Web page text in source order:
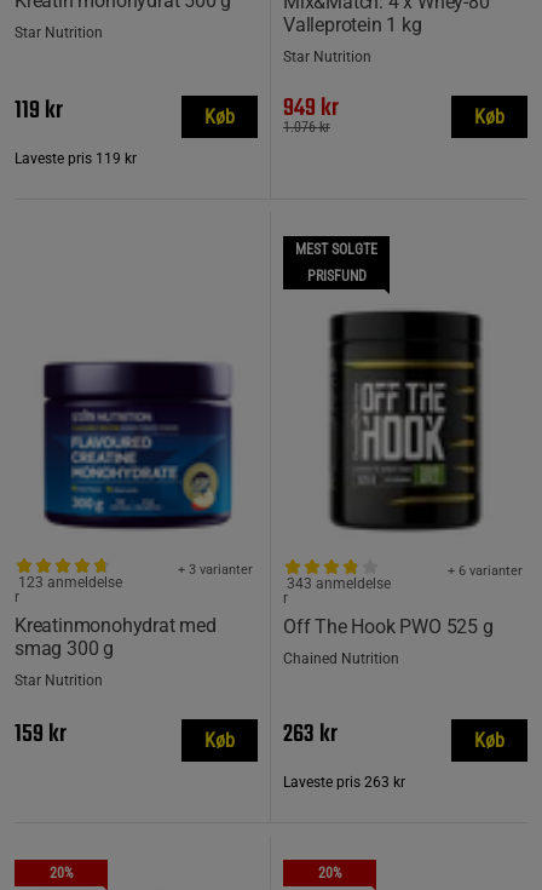
Star Nutrition
119 kr
Laveste pris 119 kr
Køb
Valleprotein 1 kg
Star Nutrition
949 kr
1.076 kr Køb
Kreatinmonohydrat med
smag 300 g
+ 3 varianter
123 anmeldelse
r
Star Nutrition
159 kr Køb
MEST SOLGTE
PRISFUND
Off The Hook PWO 525 g
+ 6 varianter
343 anmeldelse
r
Chained Nutrition
263 kr
Laveste pris 263 kr
Køb
20% 20%